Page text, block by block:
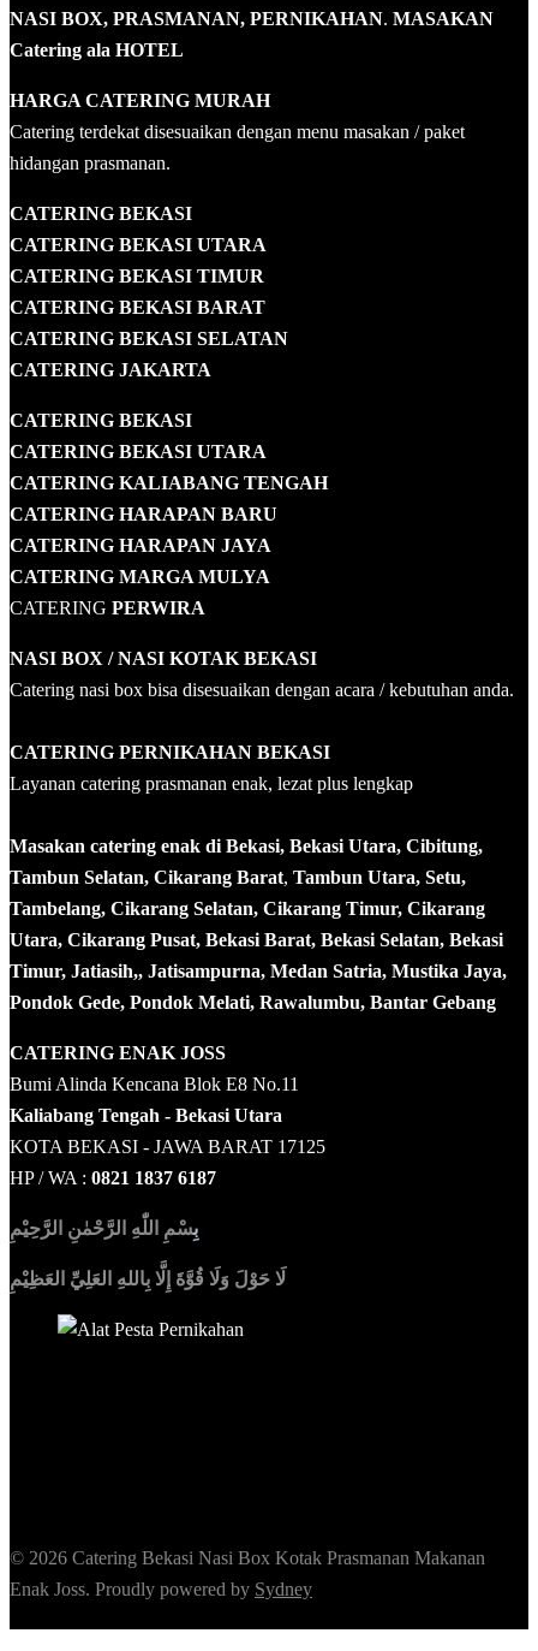
NASI BOX, PRASMANAN, PERNIKAHAN. MASAKAN
Catering ala HOTEL
HARGA CATERING MURAH
Catering terdekat disesuaikan dengan menu masakan / paket
hidangan prasmanan.
CATERING BEKASI
CATERING BEKASI UTARA
CATERING BEKASI TIMUR
CATERING BEKASI BARAT
CATERING BEKASI SELATAN
CATERING JAKARTA
CATERING BEKASI
CATERING BEKASI UTARA
CATERING KALIABANG TENGAH
CATERING HARAPAN BARU
CATERING HARAPAN JAYA
CATERING MARGA MULYA
CATERING PERWIRA
NASI BOX / NASI KOTAK BEKASI
Catering nasi box bisa disesuaikan dengan acara / kebutuhan anda.
CATERING PERNIKAHAN BEKASI
Layanan catering prasmanan enak, lezat plus lengkap
Masakan catering enak di Bekasi, Bekasi Utara, Cibitung,
Tambun Selatan, Cikarang Barat, Tambun Utara, Setu,
Tambelang, Cikarang Selatan, Cikarang Timur, Cikarang
Utara, Cikarang Pusat, Bekasi Barat, Bekasi Selatan, Bekasi
Timur, Jatiasih,, Jatisampurna, Medan Satria, Mustika Jaya,
Pondok Gede, Pondok Melati, Rawalumbu, Bantar Gebang
CATERING ENAK JOSS
Bumi Alinda Kencana Blok E8 No.11
Kaliabang Tengah - Bekasi Utara
KOTA BEKASI - JAWA BARAT 17125
HP / WA : 0821 1837 6187
بِسْمِ اللّٰهِ الرَّحْمٰنِ الرَّحِيْمِ
لَا حَوْلَ وَلَا قُوَّةَ إِلَّا بِاللهِ العَلِيِّ العَظِيْمِ
© 2026 Catering Bekasi Nasi Box Kotak Prasmanan Makanan
Enak Joss. Proudly powered by Sydney